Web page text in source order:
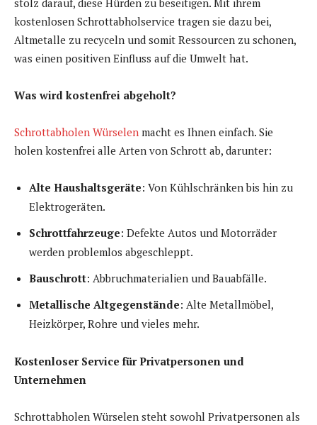
stolz darauf, diese Hürden zu beseitigen. Mit ihrem
kostenlosen Schrottabholservice tragen sie dazu bei,
Altmetalle zu recyceln und somit Ressourcen zu schonen,
was einen positiven Einfluss auf die Umwelt hat.
Was wird kostenfrei abgeholt?
Schrottabholen Würselen macht es Ihnen einfach. Sie
holen kostenfrei alle Arten von Schrott ab, darunter:
Alte Haushaltsgeräte: Von Kühlschränken bis hin zu
Elektrogeräten.
Schrottfahrzeuge: Defekte Autos und Motorräder
werden problemlos abgeschleppt.
Bauschrott: Abbruchmaterialien und Bauabfälle.
Metallische Altgegenstände: Alte Metallmöbel,
Heizkörper, Rohre und vieles mehr.
Kostenloser Service für Privatpersonen und
Unternehmen
Schrottabholen Würselen steht sowohl Privatpersonen als